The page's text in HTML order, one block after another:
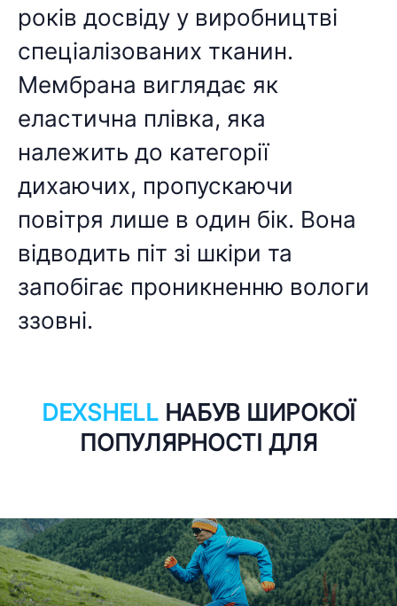
років досвіду у виробництві
спеціалізованих тканин.
Мембрана виглядає як
еластична плівка, яка
належить до категорії
дихаючих, пропускаючи
повітря лише в один бік. Вона
відводить піт зі шкіри та
запобігає проникненню вологи
ззовні.
DEXSHELLНАБУВ ШИРОКОЇ
ПОПУЛЯРНОСТІ ДЛЯ